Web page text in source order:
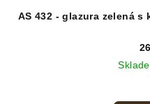
AS 432 - glazura zelená